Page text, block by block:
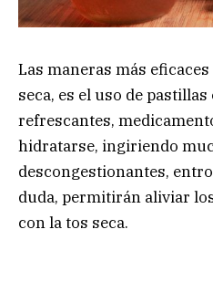
Las maneras más
seca, es el uso de
refrescantes,
hidratarse, ingiriendo
descongestionantes,
duda, permitirán aliviar
con la tos seca.